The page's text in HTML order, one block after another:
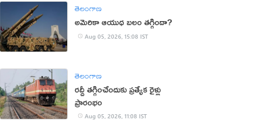
తెలంగాణ
అమెరికా ఆయుధ బలం తగ్గిందా?
Aug 05, 2026, 15:08 IST
తెలంగాణ
రద్దీ తగ్గించేందుకు ప్రత్యేక రైళ్లు
ప్రారంభం
Aug 05, 2026, 11:08 IST